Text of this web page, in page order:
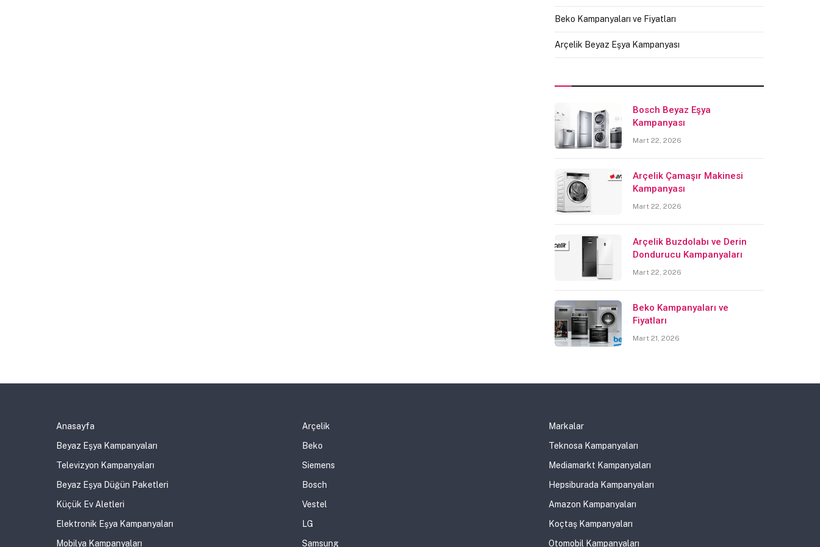
Beko Kampanyaları ve Fiyatları
Arçelik Beyaz Eşya Kampanyası
Bosch Beyaz Eşya
Kampanyası
Mart 22, 2026
Arçelik Çamaşır Makinesi
Kampanyası
Mart 22, 2026
Arçelik Buzdolabı ve Derin
Dondurucu Kampanyaları
Mart 22, 2026
Beko Kampanyaları ve
Fiyatları
Mart 21, 2026
Anasayfa
Beyaz Eşya Kampanyaları
Televizyon Kampanyaları
Beyaz Eşya Düğün Paketleri
Küçük Ev Aletleri
Elektronik Eşya Kampanyaları
Mobilya Kampanyaları
Arçelik
Beko
Siemens
Bosch
Vestel
LG
Samsung
Markalar
Teknosa Kampanyaları
Mediamarkt Kampanyaları
Hepsiburada Kampanyaları
Amazon Kampanyaları
Koçtaş Kampanyaları
Otomobil Kampanyaları